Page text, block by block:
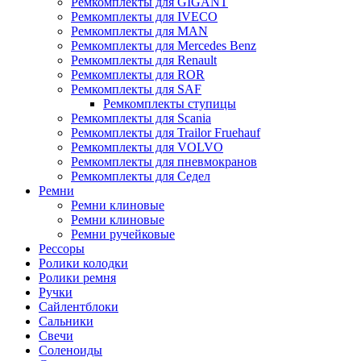
Ремкомплекты для IVECO
Ремкомплекты для MAN
Ремкомплекты для Mercedes Benz
Ремкомплекты для Renault
Ремкомплекты для ROR
Ремкомплекты для SAF
Ремкомплекты ступицы
Ремкомплекты для Scania
Ремкомплекты для Trailor Fruehauf
Ремкомплекты для VOLVO
Ремкомплекты для пневмокранов
Ремкомплекты для Седел
Ремни
Ремни клиновые
Ремни клиновые
Ремни ручейковые
Рессоры
Ролики колодки
Ролики ремня
Ручки
Сайлентблоки
Сальники
Свечи
Соленоиды